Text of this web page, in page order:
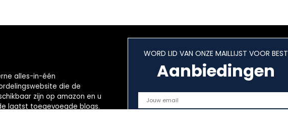
alles-in-één
die de
zijn op amazon en u
laatst toegevoegde blogs.
WORD LID VAN ONZE MAILLIJST VOOR BEST
Aanbiedingen